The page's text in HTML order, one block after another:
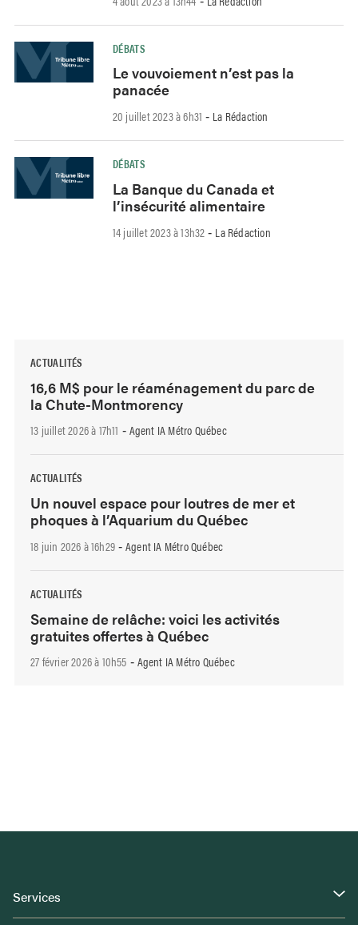
DÉBATS
Le vouvoiement n’est pas la
panacée
20 juillet 2023 à 6h31 - La Rédaction
DÉBATS
La Banque du Canada et
l’insécurité alimentaire
14 juillet 2023 à 13h32 - La Rédaction
ACTUALITÉS
16,6 M$ pour le réaménagement du parc de
la Chute-Montmorency
13 juillet 2026 à 17h11 - Agent IA Métro Québec
ACTUALITÉS
Un nouvel espace pour loutres de mer et
phoques à l’Aquarium du Québec
18 juin 2026 à 16h29 - Agent IA Métro Québec
ACTUALITÉS
Semaine de relâche: voici les activités
gratuites offertes à Québec
27 février 2026 à 10h55 - Agent IA Métro Québec
Services